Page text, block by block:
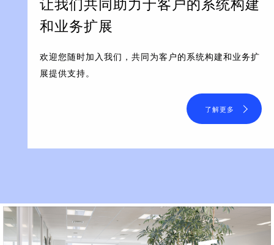
和业务扩展
欢迎您随时加入我们，共同为客户的系统构建和业务扩
展提供支持。
了解更多